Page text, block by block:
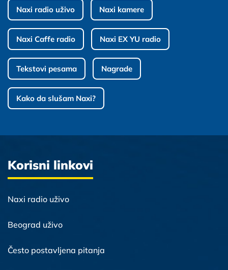
Naxi radio uživo Naxi kamere
Naxi Caffe radio Naxi EX YU radio
Tekstovi pesama Nagrade
Kako da slušam Naxi?
Korisni linkovi
Naxi radio uživo
Beograd uživo
Često postavljena pitanja